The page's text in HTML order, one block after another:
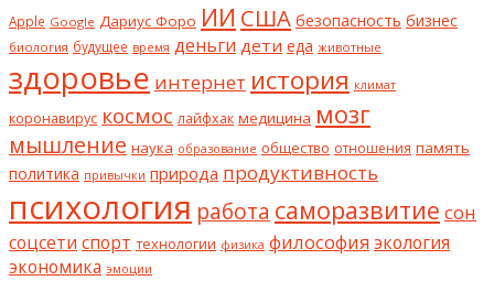
Apple Google Дариус Форо ИИ США безопасность бизнес
биология будущее время деньги дети еда животные
здоровье интернет история климат
коронавирус космос лайфхак медицина мозг
мышление наука образование общество отношения память
политика привычки природа продуктивность
психология работа саморазвитие сон
соцсети спорт технологии физика философия экология
экономика эмоции